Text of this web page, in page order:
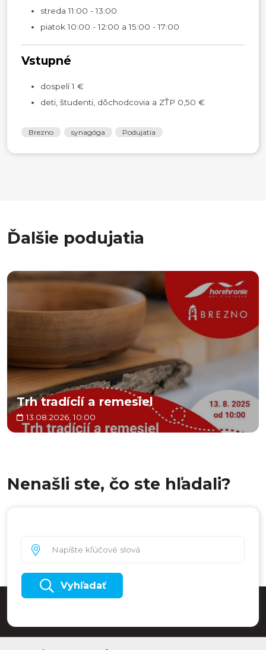
streda 11:00 - 13:00
piatok 10:00 - 12:00 a 15:00 - 17:00
Vstupné
dospelí 1 €
deti, študenti, dôchodcovia a ZŤP 0,50 €
Brezno synagóga Podujatia
Ďalšie podujatia
Trh tradícií a remesiel
13.08.2026, 10:00
Nenašli ste, čo ste hľadali?
Vyhľadať